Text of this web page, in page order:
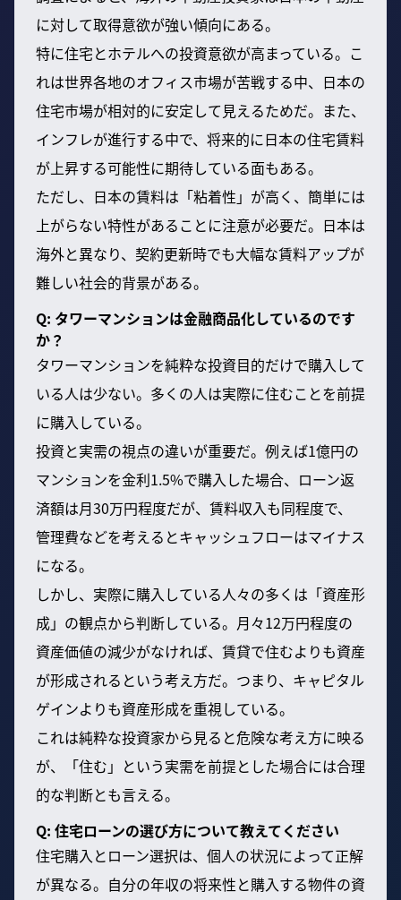
に対して取得意欲が強い傾向にある。
特に住宅とホテルへの投資意欲が高まっている。こ
れは世界各地のオフィス市場が苦戦する中、日本の
住宅市場が相対的に安定して見えるためだ。また、
インフレが進行する中で、将来的に日本の住宅賃料
が上昇する可能性に期待している面もある。
ただし、日本の賃料は「粘着性」が高く、簡単には
上がらない特性があることに注意が必要だ。日本は
海外と異なり、契約更新時でも大幅な賃料アップが
難しい社会的背景がある。
Q: タワーマンションは金融商品化しているのです
か？
タワーマンションを純粋な投資目的だけで購入して
いる人は少ない。多くの人は実際に住むことを前提
に購入している。
投資と実需の視点の違いが重要だ。例えば1億円の
マンションを金利1.5%で購入した場合、ローン返
済額は月30万円程度だが、賃料収入も同程度で、
管理費などを考えるとキャッシュフローはマイナス
になる。
しかし、実際に購入している人々の多くは「資産形
成」の観点から判断している。月々12万円程度の
資産価値の減少がなければ、賃貸で住むよりも資産
が形成されるという考え方だ。つまり、キャピタル
ゲインよりも資産形成を重視している。
これは純粋な投資家から見ると危険な考え方に映る
が、「住む」という実需を前提とした場合には合理
的な判断とも言える。
Q: 住宅ローンの選び方について教えてください
住宅購入とローン選択は、個人の状況によって正解
が異なる。自分の年収の将来性と購入する物件の資